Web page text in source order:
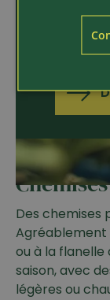
tactile.
Chemises
Des chemises
Agréablement
ou à la flanelle
saison, avec
légères ou